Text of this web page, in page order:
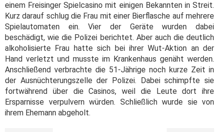
einem Freisinger Spielcasino mit einigen Bekannten in Streit.
Kurz darauf schlug die Frau mit einer Bierflasche auf mehrere
Spielautomaten ein. Vier der Geräte wurden dabei
beschädigt, wie die Polizei berichtet. Aber auch die deutlich
alkoholisierte Frau hatte sich bei ihrer Wut-Aktion an der
Hand verletzt und musste im Krankenhaus genäht werden.
Anschließend verbrachte die 51-Jährige noch kurze Zeit in
der Ausnüchterungszelle der Polizei. Dabei schimpfte sie
fortwährend über die Casinos, weil die Leute dort ihre
Ersparnisse verpulvern würden. Schließlich wurde sie von
ihrem Ehemann abgeholt.